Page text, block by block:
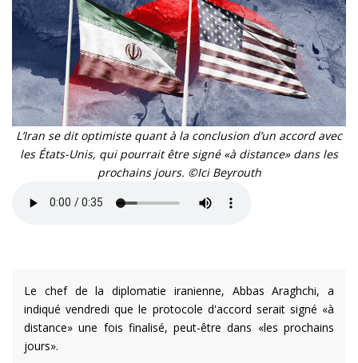
L’Iran se dit optimiste quant à la conclusion d’un accord avec
les États-Unis, qui pourrait être signé «à distance» dans les
prochains jours. ©Ici Beyrouth
Le chef de la diplomatie iranienne, Abbas Araghchi, a
indiqué vendredi que le protocole d'accord serait signé «à
distance» une fois finalisé, peut-être dans «les prochains
jours».